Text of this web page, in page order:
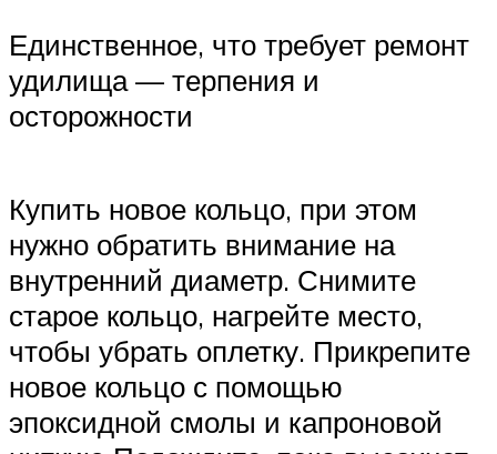
Единственное, что требует ремонт
удилища — терпения и
осторожности
Купить новое кольцо, при этом
нужно обратить внимание на
внутренний диаметр. Снимите
старое кольцо, нагрейте место,
чтобы убрать оплетку. Прикрепите
новое кольцо с помощью
эпоксидной смолы и капроновой